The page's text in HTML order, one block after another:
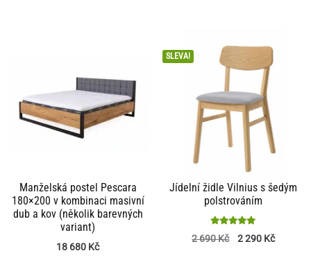
Manželská postel Pescara
180×200 v kombinaci masivní
dub a kov (několik barevných
variant)
18 680 Kč
SLEVA!
Jídelní židle Vilnius s šedým
polstrováním
Hodnocení
2 690Kč 2 290 Kč